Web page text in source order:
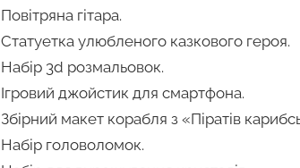
Повітряна гітара.
Статуетка улюбленого казкового героя.
Набір 3d розмальовок.
Ігровий джойстик для смартфона.
Збірний макет корабля з «Піратів
Набір головоломок.